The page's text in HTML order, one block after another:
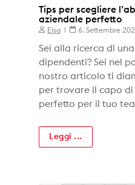
Tips per scegliere
aziendale perfetto
Elsa 6. Settembre
Sei alla ricerca di
dipendenti? Sei nel
nostro articolo ti
per trovare il capo
perfetto per il tuo
Leggi ...